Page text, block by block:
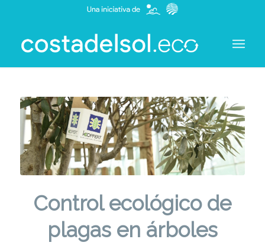
Control ecológico de
plagas en árboles